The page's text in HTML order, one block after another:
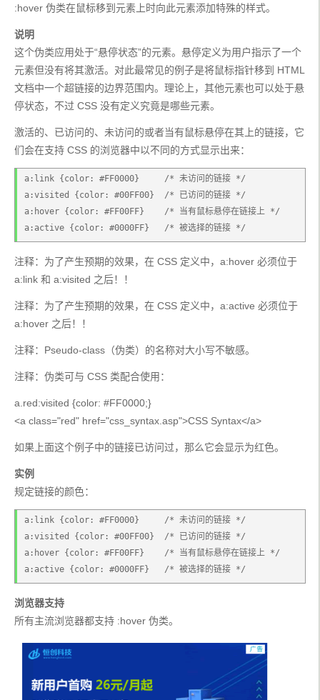
:hover 伪类在鼠标移到元素上时向此元素添加特殊的样式。
说明
这个伪类应用处于“悬停状态”的元素。悬停定义为用户指示了一个
元素但没有将其激活。对此最常见的例子是将鼠标指针移到 HTML
文档中一个超链接的边界范围内。理论上，其他元素也可以处于悬
停状态，不过 CSS 没有定义究竟是哪些元素。
激活的、已访问的、未访问的或者当有鼠标悬停在其上的链接，它
们会在支持 CSS 的浏览器中以不同的方式显示出来：
a:link {color: #FF0000}     /* 未访问的链接 */
a:visited {color: #00FF00}  /* 已访问的链接 */
a:hover {color: #FF00FF}    /* 当有鼠标悬停在链接上 */
a:active {color: #0000FF}   /* 被选择的链接 */
注释：为了产生预期的效果，在 CSS 定义中，a:hover 必须位于
a:link 和 a:visited 之后！！
注释：为了产生预期的效果，在 CSS 定义中，a:active 必须位于
a:hover 之后！！
注释：Pseudo-class（伪类）的名称对大小写不敏感。
注释：伪类可与 CSS 类配合使用：
a.red:visited {color: #FF0000;}
<a class="red" href="css_syntax.asp">CSS Syntax</a>
如果上面这个例子中的链接已访问过，那么它会显示为红色。
实例
规定链接的颜色：
a:link {color: #FF0000}     /* 未访问的链接 */
a:visited {color: #00FF00}  /* 已访问的链接 */
a:hover {color: #FF00FF}    /* 当有鼠标悬停在链接上 */
a:active {color: #0000FF}   /* 被选择的链接 */
浏览器支持
所有主流浏览器都支持 :hover 伪类。